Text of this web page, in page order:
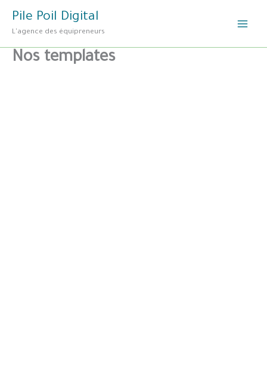
contenu
Pile Poil Digital
L'agence des équipreneurs
Nos templates